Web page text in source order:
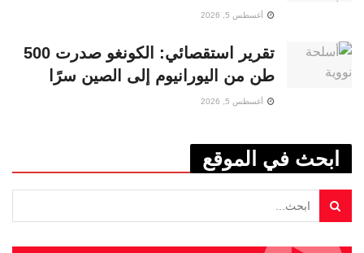
أغسطس 5, 2026
تقرير استقصائي: الكونغو صدرت 500
طن من اليورانيوم إلى الصين سرًا
أغسطس 5, 2026
ابحث في الموقع